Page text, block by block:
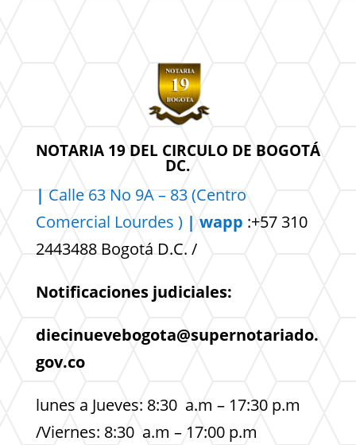
NOTARIA 19 DEL CIRCULO DE BOGOTÁ
DC.
| Calle 63 No 9A – 83 (Centro
Comercial Lourdes ) | wapp :+57 310
2443488 Bogotá D.C. /
Notificaciones judiciales:
diecinuevebogota@supernotariado.
gov.co
lunes a Jueves: 8:30 a.m – 17:30 p.m
/Viernes: 8:30 a.m – 17:00 p.m